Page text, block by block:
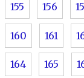
155 156
160 161
164 165